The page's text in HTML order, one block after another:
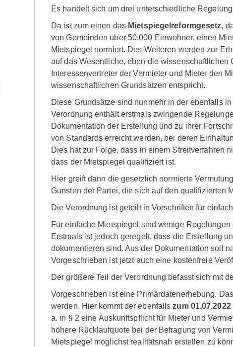
Es handelt sich um drei unterschiedliche
Da ist zum einen das Mietspiegelreformgesetz,
von Gemeinden über 50.000 Einwohner, einen
Mietspiegel normiert. Des Weiteren werden zur
auf das Wesentliche, eben die
Interessenvertreter der Vermieter und Mieter den
wissenschaftlichen Grundsätzen entspricht.
Diese Grundsätze sind nunmehr in der ebenfalls
Verordnung enthält erstmals zwingende
Dokumentation der Erstellung und zu ihrer
von Standards erreicht werden, bei deren
Dies hat zur Folge, dass in einem Streitverfahren
dass der Mietspiegel qualifiziert ist.
Hier greift dann die gesetzlich normierte
Gunsten der Partei, die sich auf den qualifizierten
Die Verordnung ist geteilt in Vorschriften für
Für einfache Mietspiegel sind wenige
Erstmals ist jedoch geregelt, dass die Erstellung
dokumentieren sind. Aus der Dokumentation soll
Vorgeschrieben ist jetzt auch eine kostenfreie
Der größere Teil der Verordnung befasst sich mit
Vorgeschrieben ist eine Primärdatenerhebung.
werden. Hier kommt der ebenfallszum 01.07.2022
a. in § 2 eine Auskunftspflicht für Mieter und
höhere Rücklaufquote bei der Befragung von
Mietspiegel möglichst realitätsnah erstellen zu